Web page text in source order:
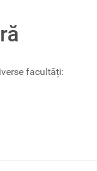
facultăți: